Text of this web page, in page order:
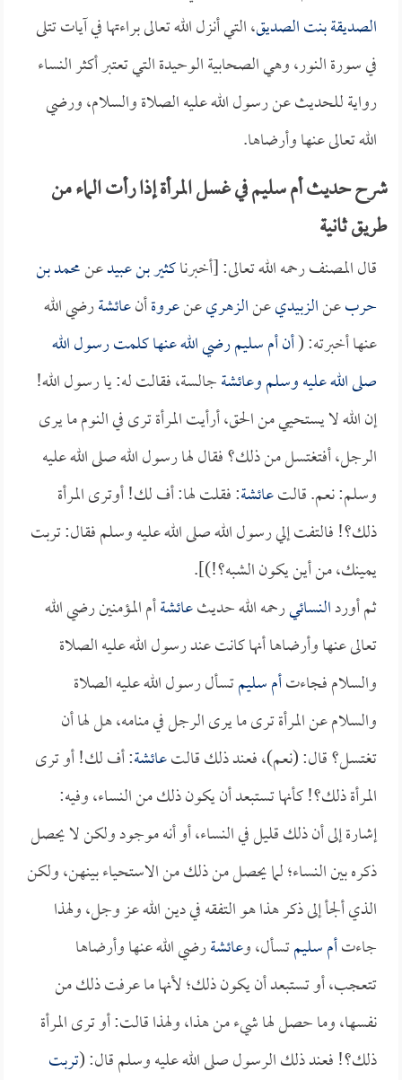
الصديقة بنت الصديق، التي أنزل الله تعالى براءتها في آيات تتلى
في سورة النور، وهي الصحابية الوحيدة التي تعتبر أكثر النساء
رواية للحديث عن رسول الله عليه الصلاة والسلام، ورضي
الله تعالى عنها وأرضاها.
شرح حديث أم سليم في غسل المرأة إذا رأت الماء من
طريق ثانية
قال المصنف رحمه الله تعالى: [أخبرناكثير بن عبيدعنمحمد بن
حربعنالزبيديعنالزهريعنعروةأنعائشةرضي الله
عنها أخبرته: (أنأم سليمرضي الله عنها كلمت رسول الله
صلى الله عليه وسلم وعائشةجالسة، فقالت له: يا رسول الله!
إن الله لا يستحيي من الحق، أرأيت المرأة ترى في النوم ما يرى
الرجل، أفتغتسل من ذلك؟ فقال لها رسول الله صلى الله عليه
وسلم: نعم. قالتعائشة: فقلت لها: أف لك! أوترى المرأة
ذلك؟! فالتفت إلي رسول الله صلى الله عليه وسلم فقال: تربت
يمينك، من أين يكون الشبه؟!)].
ثم أوردالنسائيرحمه الله حديثعائشةأم المؤمنين رضي الله
تعالى عنها وأرضاها أنها كانت عند رسول الله عليه الصلاة
والسلام فجاءتأم سليمتسأل رسول الله عليه الصلاة
والسلام عن المرأة ترى ما يرى الرجل في منامه، هل لها أن
تغتسل؟ قال: (نعم)، فعند ذلك قالتعائشة: أف لك! أو ترى
المرأة ذلك؟! كأنها تستبعد أن يكون ذلك من النساء، وفيه:
إشارة إلى أن ذلك قليل في النساء، أو أنه موجود ولكن لا يحصل
ذكره بين النساء؛ لما يحصل من ذلك من الاستحياء بينهن، ولكن
الذي ألجأ إلى ذكر هذا هو التفقه في دين الله عز وجل، ولهذا
جاءتأم سليمتسأل، وعائشةرضي الله عنها وأرضاها
تتعجب، أو تستبعد أن يكون ذلك؛ لأنها ما عرفت ذلك من
نفسها، وما حصل لها شيء من هذا، ولهذا قالت: أو ترى المرأة
ذلك؟! فعند ذلك الرسول صلى الله عليه وسلم قال: (تربت